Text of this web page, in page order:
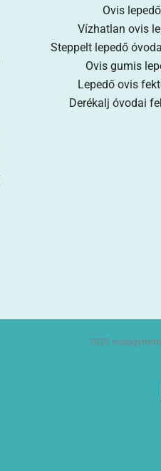
Ovis lepedő
Vízhatlan ovis
Steppelt lepedő
Ovis gumis
Lepedő ovis
Derékalj óvodai
2020